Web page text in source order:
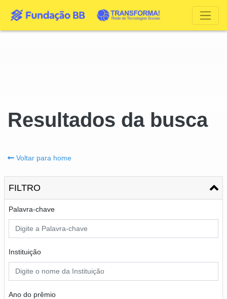
Resultados da busca
Voltar para home
FILTRO
Palavra-chave
Instituição
Ano do prêmio